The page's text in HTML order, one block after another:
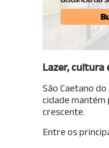
Lazer, cultura
São Caetano
cidade mantém
crescente.
Entre os